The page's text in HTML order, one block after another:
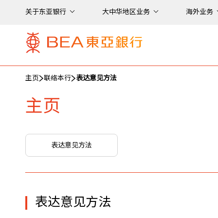
关于东亚银行 大中华地区业务 海外业务
主页 联络本行 表达意见方法
主页
表达意见方法
表达意见方法